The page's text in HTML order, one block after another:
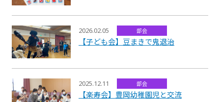
2026.02.05 部会
【子ども会】豆まきで鬼退治
2025.12.11 部会
【楽寿会】豊岡幼稚園児と交流